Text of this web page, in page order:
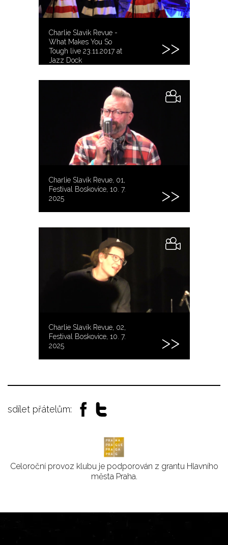
Charlie Slavik Revue -
What Makes You So
Tough live 23.11.2017 at
Jazz Dock
Charlie Slavík Revue, 01,
Festival Boskovice, 10. 7.
2025
Charlie Slavík Revue, 02,
Festival Boskovice, 10. 7.
2025
sdílet přátelům:
Celoroční provoz klubu je podporován z grantu Hlavního
města Praha.